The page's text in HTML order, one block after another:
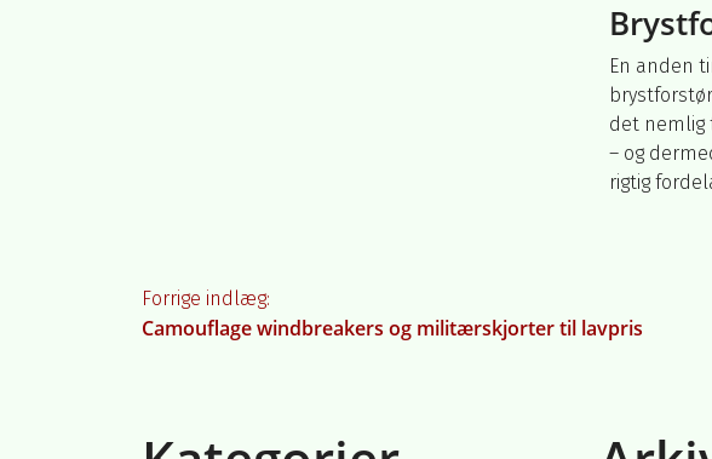
En anden
det nemlig
– og
rigtig
Indlægsnavigation
Forrige indlæg:
Camouflage windbreakers og militærskjorter til lavpris